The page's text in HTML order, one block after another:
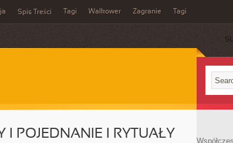
Spis Treści Tagi Walkower Zagranie Tagi
I POJEDNANIE I RYTUAŁY